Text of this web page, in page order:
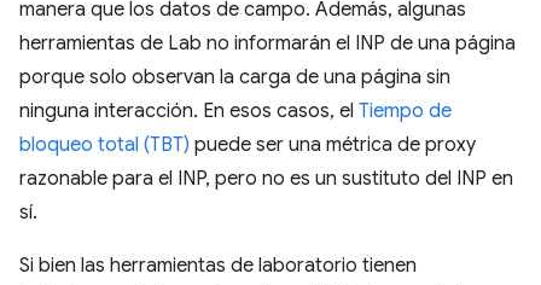
manera que los datos de campo. Además, algunas
herramientas de Lab no informarán el INP de una página
porque solo observan la carga de una página sin
ninguna interacción. En esos casos, el Tiempo de
bloqueo total (TBT) puede ser una métrica de proxy
razonable para el INP, pero no es un sustituto del INP en
sí.
Si bien las herramientas de laboratorio tienen